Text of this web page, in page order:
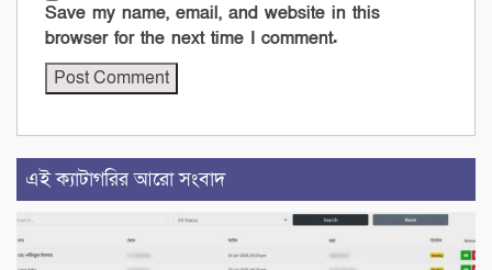
Save my name, email, and website in this
browser for the next time I comment.
এই ক্যাটাগরির আরো সংবাদ